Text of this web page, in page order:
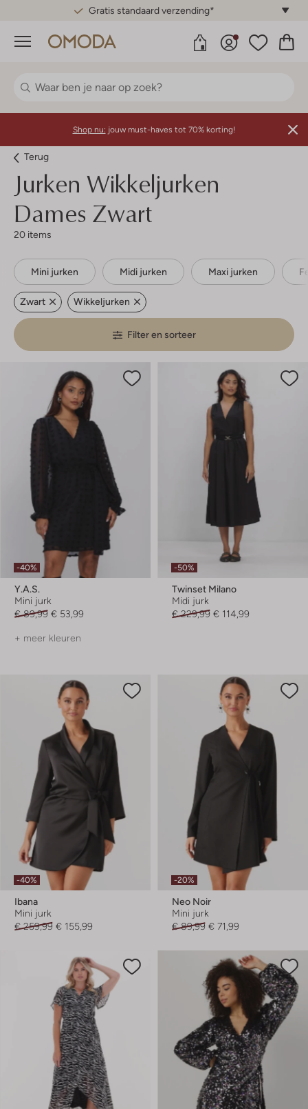
Gratis standaard verzending*
Menu
Shop nu: jouw must-haves tot 70% korting!
Terug
Jurken Wikkeljurken
Dames Zwart
20 items
Mini jurken Midi jurken Maxi jurken
Zwart Wikkeljurken
Filter en sorteer
-40%
Y.a.s.
Mini jurk
€ 89,99 € 53,99
+ meer kleuren
-50%
Twinset Milano
Midi jurk
€ 229,99 € 114,99
-40%
Ibana
Mini jurk
€ 259,99 € 155,99
-20%
Neo Noir
Mini jurk
€ 89,99 € 71,99